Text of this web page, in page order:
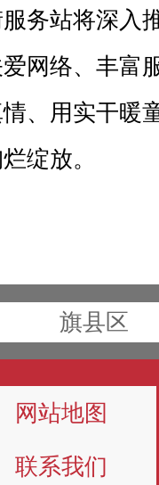
务站将深入
网络、丰富
、用实干暖
绽放。
旗县区
网站地图
联系我们